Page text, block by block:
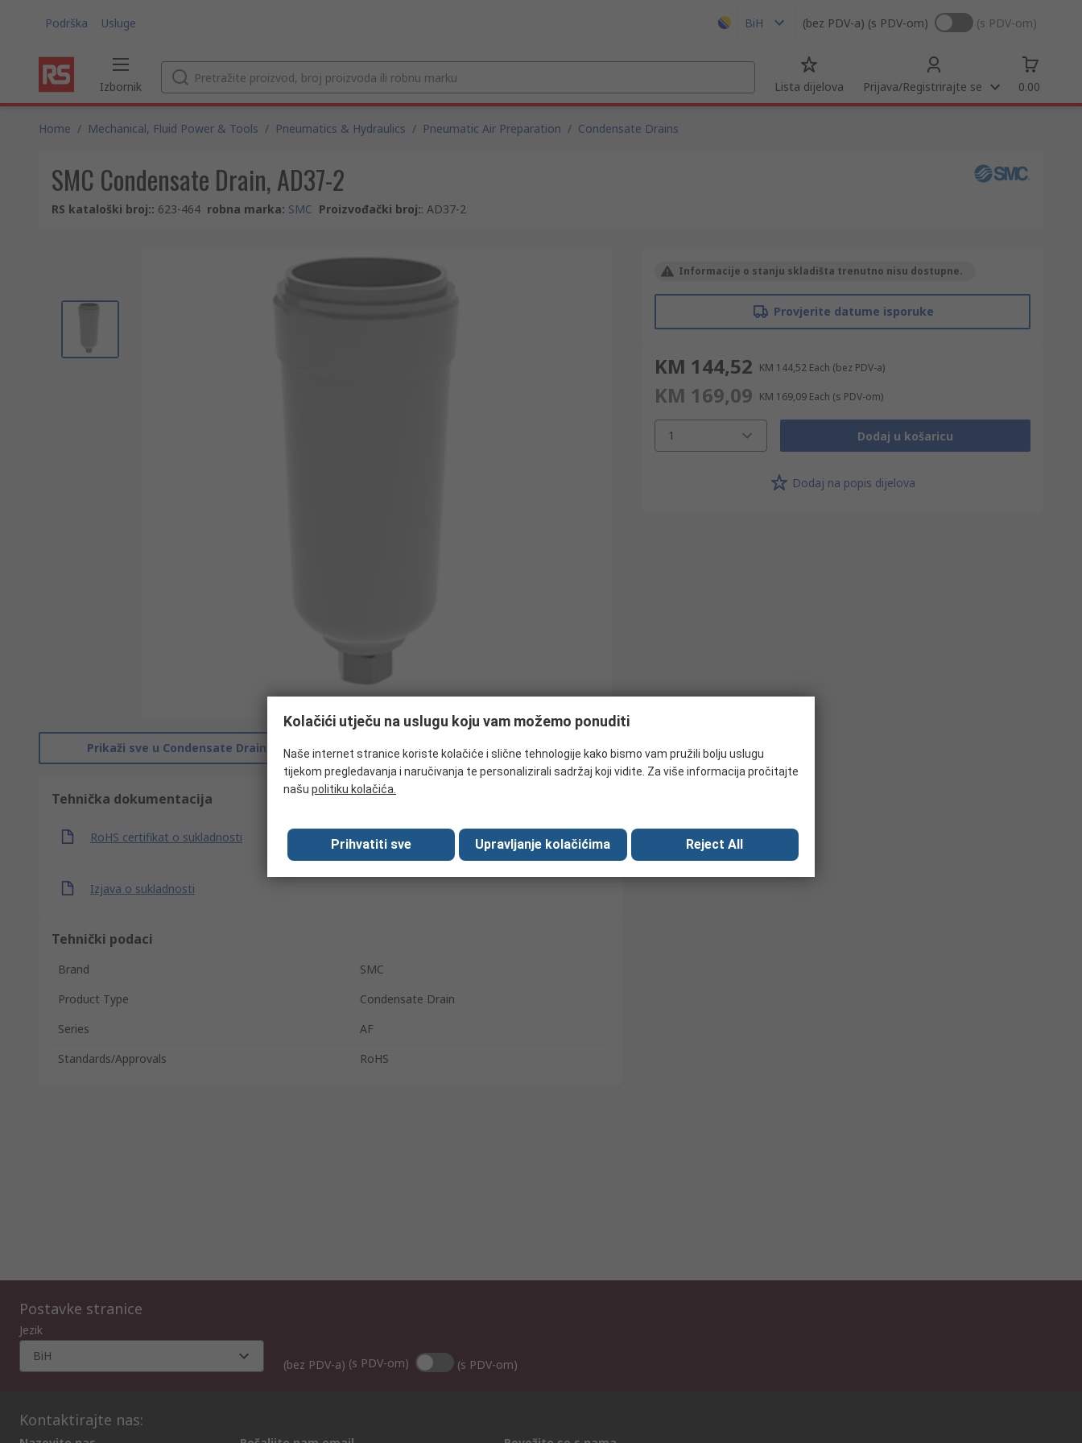
Podrška Usluge BiH (bez PDV-a) (s PDV-om) (s PDV-om)
Izbornik Lista dijelova Prijava/Registrirajte se 0.00
Home / Mechanical, Fluid Power & Tools / Pneumatics & Hydraulics / Pneumatic Air Preparation / Condensate Drains
SMC Condensate Drain, AD37-2
RS kataloški broj:: 623-464 robna marka: SMC Proizvođački broj:: AD37-2
Prikaži sve u Condensate Drains Potražite slične proizvode
Tehnička dokumentacija
RoHS certifikat o sukladnosti
Izjava o sukladnosti
Tehnički podaci
Brand
SMC
Product Type
Condensate Drain
Series
AF
Standards/Approvals
RoHS
Informacije o stanju skladišta trenutno nisu dostupne.
Provjerite datume isporuke
KM 144,52 KM 144,52 Each (bez PDV-a)
KM 169,09 KM 169,09 Each (s PDV-om)
1 Dodaj u košaricu
Dodaj na popis dijelova
Postavke stranice
Jezik
BiH
(bez PDV-a) (s PDV-om) (s PDV-om)
Kontaktirajte nas:
Kolačići utječu na uslugu koju vam možemo ponuditi
Naše internet stranice koriste kolačiće i slične tehnologije kako bismo vam pružili bolju uslugu
tijekom pregledavanja i naručivanja te personalizirali sadržaj koji vidite. Za više informacija pročitajte
našu politiku kolačića.
Prihvatiti sve Upravljanje kolačićima Reject All